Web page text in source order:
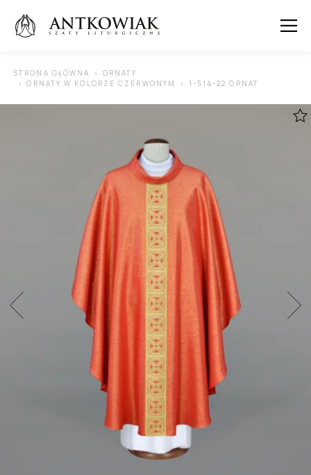
SUBMENU (KAPY )
SUBMENU (SUTANNY I DODATKI )
SUBMENU (POZOSTAŁE )
STRONA GŁÓWNA
ORNATY
ORNATY W KOLORZE CZERWONYM
1-514-22 ORNAT